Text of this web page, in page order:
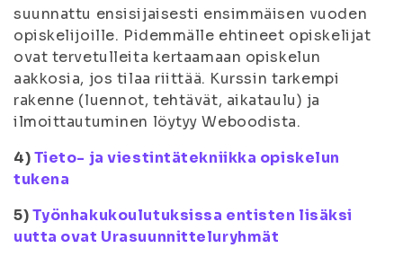
suunnattu ensisijaisesti ensimmäisen vuoden
opiskelijoille. Pidemmälle ehtineet opiskelijat
ovat tervetulleita kertaamaan opiskelun
aakkosia, jos tilaa riittää. Kurssin tarkempi
rakenne (luennot, tehtävät, aikataulu) ja
ilmoittautuminen löytyy Weboodista.
4)Tieto- ja viestintätekniikka opiskelun
tukena
5)Työnhakukoulutuksissa entisten lisäksi
uutta ovat Urasuunnitteluryhmät